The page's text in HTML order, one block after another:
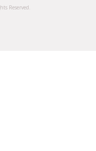
Reserved.